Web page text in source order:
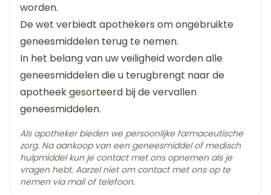
Droge mond
Hoofdpijn
Bronchitis
Duizeligheid, slaperigheid, waarnemen van
kriebelingen, jeuk of tintelingen in vingers en
Droge ogen, wazig zien
Draaiingen
Hartkloppingen
Gestoorde spijsvertering (dyspepsie),
Actieve
Ingrediënten
Behoud
Kamertemperatuur (15°C -
25°C)
worden.
De wet verbiedt apothekers om ongebruikte
geneesmiddelen terug te nemen.
In het belang van uw veiligheid worden alle
geneesmiddelen die u terugbrengt naar de
apotheek gesorteerd bij de vervallen
geneesmiddelen.
Als apotheker bieden we persoonlijke farmaceutische
zorg. Na aankoop van een geneesmiddel of medisch
hulpmiddel kun je contact met ons opnemen als je
vragen hebt. Aarzel niet om contact met ons op te
nemen via mail of telefoon.